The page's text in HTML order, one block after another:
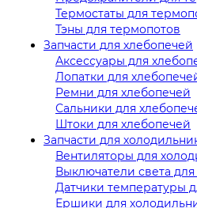
Термостаты для
Тэны для термопотов
Запчасти для хлебопечей
Аксессуары для
Лопатки для
Ремни для хлебопечей
Сальники для
Штоки для хлебопечей
Запчасти для
Вентиляторы для
Выключатели света
Датчики температуры
Ершики для